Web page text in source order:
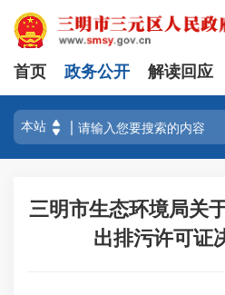
首页 政务公开 解读回应
三明市生态环境局关
出排污许可证